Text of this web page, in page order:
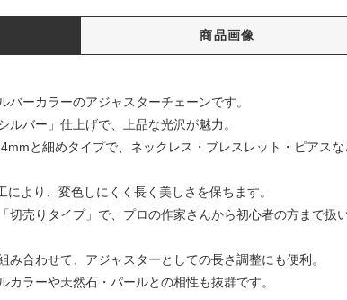
商品画像
ーカラーのアジャスターチェーンです。
バー」仕上げで、上品な光沢が魅力。
と細めタイプで、ネックレス・ブレスレット・ピアスな
より、変色しにくく長く美しさを保ちます。
切売りタイプ」で、プロの作家さんから初心者の方まで扱
み合わせて、アジャスターとしての長さ調整にも便利。
ラーや天然石・パールとの相性も抜群です。